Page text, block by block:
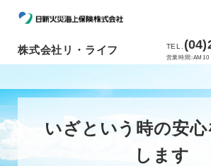
株式会社リ・ライフ TEL.
営業時間
いざという時の安
します